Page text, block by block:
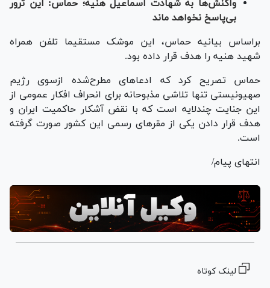
واکنش‌ها به شهادت اسماعیل هنیه؛ حماس: این ترور
بی‌پاسخ نخواهد ماند
براساس بیانیه حماس، این موشک مستقیما تلفن همراه
شهید هنیه را هدف قرار داده بود.
حماس تصریح کرد که ادعا‌های مطرح‌شده ازسوی رژیم
صهیونیستی تنها تلاشی مذبوحانه برای انحراف افکار عمومی از
این جنایت چندلایه است که با نقض آشکار حاکمیت ایران و
هدف قرار دادن یکی از مقر‌های رسمی این کشور صورت گرفته
است.
انتهای پیام/
لینک کوتاه